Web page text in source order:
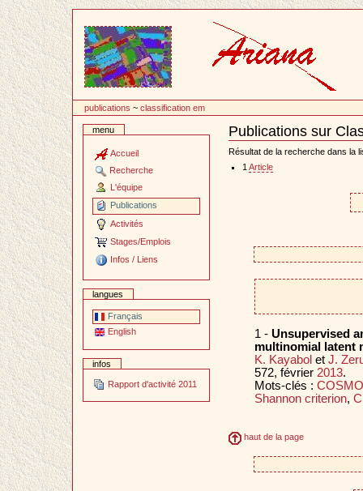
contenu
publications ~classification em
menu
Accueil
Recherche
L'équipe
Publications
Activités
Stages/Emplois
Infos / Liens
langues
Français
English
infos
Rapport d'activité 2011
Publications sur
Document
Actions
Résultat de la recherche dans la
1 Article
1 - Unsupervised
multinomial latent
K. Kayabolet J.
572, février 2013.
Mots-clés :
Shannon criterion,
haut de la page